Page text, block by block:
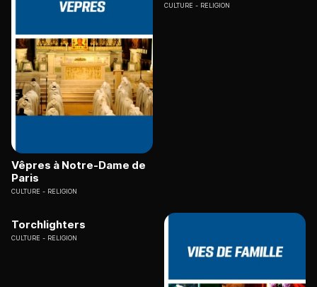
Vêpres à Notre-Dame de
Paris
CULTURE RELIGION
CULTURE RELIGION
Torchlighters
CULTURE RELIGION